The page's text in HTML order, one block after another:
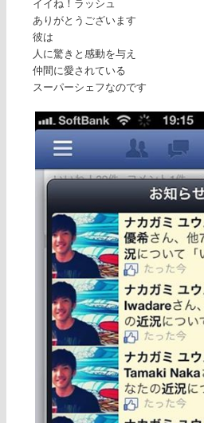
ありがとうございます
彼は
人に驚きと感動を与え
仲間に愛されている
スーパーシェフなのです